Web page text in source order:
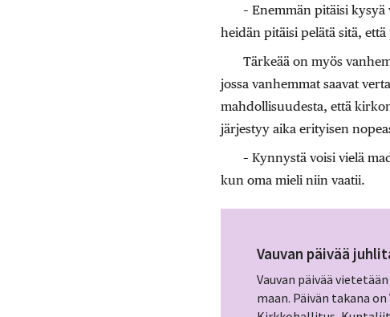
– Enemmän pitäisi
heidän pitäisi pelätä sitä,
Tärkeää on myös
jossa vanhemmat saavat
mahdollisuudesta, että
järjestyy aika erityisen
– Kynnystä voisi vielä
kun oma mieli niin vaatii.
Vauvan päivää
Vauvan päivää
maan. Päivän takana